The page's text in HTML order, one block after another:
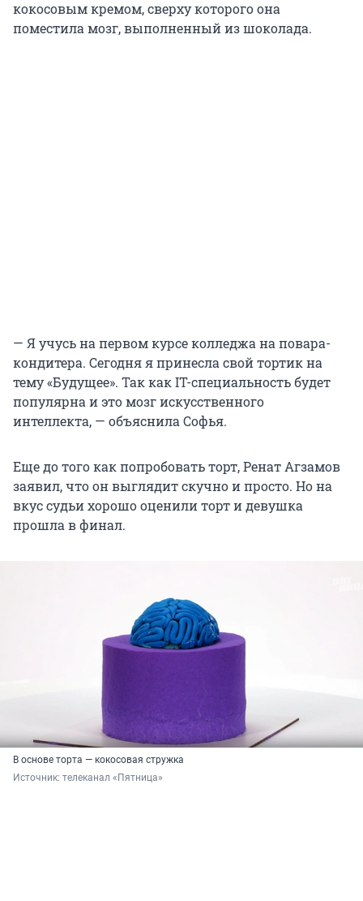
кокосовым кремом, сверху которого она
поместила мозг, выполненный из шоколада.
— Я учусь на первом курсе колледжа на повара-
кондитера. Сегодня я принесла свой тортик на
тему «Будущее». Так как IT-специальность будет
популярна и это мозг искусственного
интеллекта, — объяснила Софья.
Еще до того как попробовать торт, Ренат Агзамов
заявил, что он выглядит скучно и просто. Но на
вкус судьи хорошо оценили торт и девушка
прошла в финал.
В основе торта — кокосовая стружка
Источник: телеканал «Пятница»